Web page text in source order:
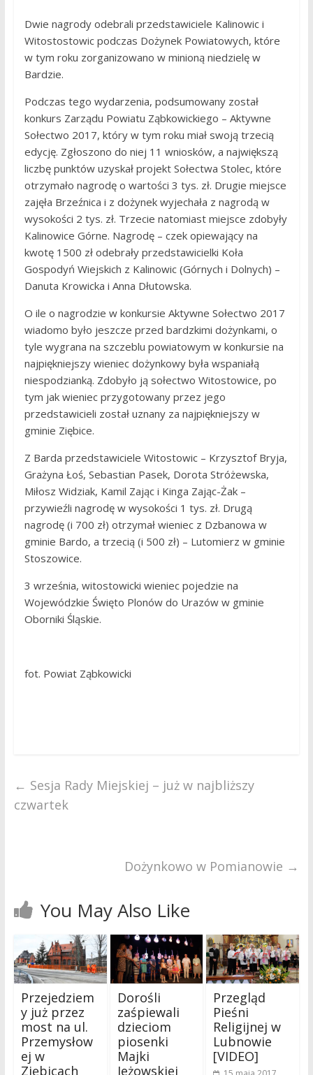
Dwie nagrody odebrali przedstawiciele Kalinowic i
Witostostowic podczas Dożynek Powiatowych, które
w tym roku zorganizowano w minioną niedzielę w
Bardzie.
Podczas tego wydarzenia, podsumowany został
konkurs Zarządu Powiatu Ząbkowickiego – Aktywne
Sołectwo 2017, który w tym roku miał swoją trzecią
edycję. Zgłoszono do niej 11 wniosków, a największą
liczbę punktów uzyskał projekt Sołectwa Stolec, które
otrzymało nagrodę o wartości 3 tys. zł. Drugie miejsce
zajęła Brzeźnica i z dożynek wyjechała z nagrodą w
wysokości 2 tys. zł. Trzecie natomiast miejsce zdobyły
Kalinowice Górne. Nagrodę – czek opiewający na
kwotę 1500 zł odebrały przedstawicielki Koła
Gospodyń Wiejskich z Kalinowic (Górnych i Dolnych) –
Danuta Krowicka i Anna Dłutowska.
O ile o nagrodzie w konkursie Aktywne Sołectwo 2017
wiadomo było jeszcze przed bardzkimi dożynkami, o
tyle wygrana na szczeblu powiatowym w konkursie na
najpiękniejszy wieniec dożynkowy była wspaniałą
niespodzianką. Zdobyło ją sołectwo Witostowice, po
tym jak wieniec przygotowany przez jego
przedstawicieli został uznany za najpiękniejszy w
gminie Ziębice.
Z Barda przedstawiciele Witostowic – Krzysztof Bryja,
Grażyna Łoś, Sebastian Pasek, Dorota Stróżewska,
Miłosz Widziak, Kamil Zając i Kinga Zając-Żak –
przywieźli nagrodę w wysokości 1 tys. zł. Drugą
nagrodę (i 700 zł) otrzymał wieniec z Dzbanowa w
gminie Bardo, a trzecią (i 500 zł) – Lutomierz w gminie
Stoszowice.
3 września, witostowicki wieniec pojedzie na
Wojewódzkie Święto Plonów do Urazów w gminie
Oborniki Śląskie.
fot. Powiat Ząbkowicki
← Sesja Rady Miejskiej – już w najbliższy
czwartek
Dożynkowo w Pomianowie →
You May Also Like
Przejedziem
y już przez
most na ul.
Przemysłow
ej w
Ziębicach
Dorośli
zaśpiewali
dzieciom
piosenki
Majki
Jeżowskiej
Przegląd
Pieśni
Religijnej w
Lubnowie
[VIDEO]